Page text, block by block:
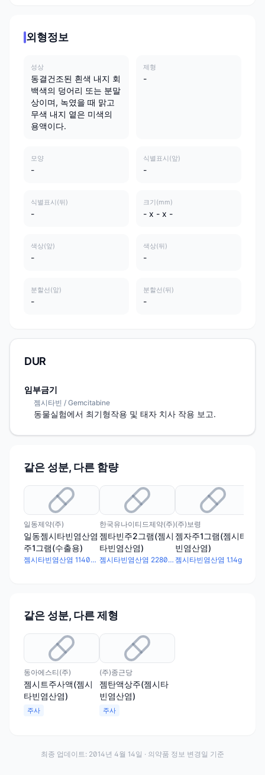
외형정보
성상
동결건조된 흰색 내지 회
백색의 덩어리 또는 분말
상이며, 녹였을 때 맑고
무색 내지 옅은 미색의
용액이다.
제형
-
모양
-
식별표시(앞)
-
식별표시(뒤)
-
크기(mm)
- x - x -
색상(앞)
-
색상(뒤)
-
분할선(앞)
-
분할선(뒤)
-
DUR
임부금기
젬시타빈 / Gemcitabine
동물실험에서 최기형작용 및 태자 치사 작용 보고.
같은 성분, 다른 함량
일동제약(주)
일동젬시타빈염산염
주1그램(수출용)
젬시타빈염산염 1140mg
한국유나이티드제약(주)
젬타빈주2그램(젬시
타빈염산염)
젬시타빈염산염 2280mg
(주)보령
젬자주1그램(젬시타
빈염산염)
젬시타빈염산염 1.14g
같은 성분, 다른 제형
동아에스티(주)
젬시트주사액(젬시
타빈염산염)
주사
(주)종근당
젬탄액상주(젬시타
빈염산염)
주사
최종 업데이트: 2014년 4월 14일 · 의약품 정보 변경일 기준